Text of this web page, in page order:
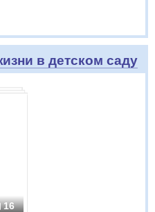
в детском саду
16